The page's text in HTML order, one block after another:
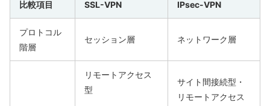
比較項目 SSL-VPN IPsec-VPN
プロトコル
階層
セッション層 ネットワーク層
リモートアクセス
型
サイト間接続型・
リモートアクセス